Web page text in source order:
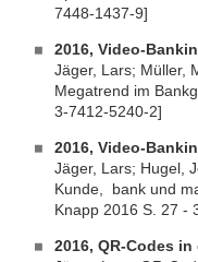
7448-1437-9]
2016, Video-
Jäger, Lars; Müller,
Megatrend im
3-7412-5240-2]
2016, Video-
Jäger, Lars; Hugel,
Kunde, bank und
Knapp 2016 S. 27 -
2016, QR-Codes